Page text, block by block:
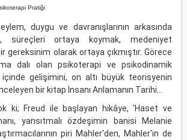
Pratiği
duygu ve davranışlarının arkasında
süreçleri ortaya koymak, medeniyet
gereksinim olarak ortaya çıkmıştır. Görece
dalı olan psikoterapi ve psikodinamik
gelişimini, on altı büyük teorisyenin
bir kitap İnsanı Anlamanın Tarihi...
ki; Freud ile başlayan hikâye, 'Haset ve
yansıtmalı özdeşimin banisi Melanie
piri Mahler'den, Mahler'in de